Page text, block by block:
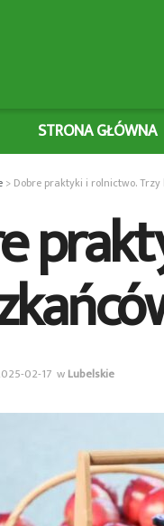
STRONA GŁÓWNA
> Dobre praktyki i rolnictwo.
02-17 wLubelskie